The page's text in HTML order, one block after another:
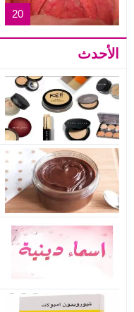
20
الأحدث